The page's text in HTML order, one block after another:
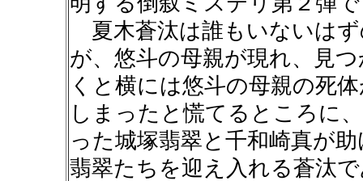
夏木蒼汰は誰もいないは
が、悠斗の母親が現れ、見
くと横には悠斗の母親の死
しまったと慌てるところに
った城塚翡翠と千和崎真が
翡翠たちを迎え入れる蒼汰